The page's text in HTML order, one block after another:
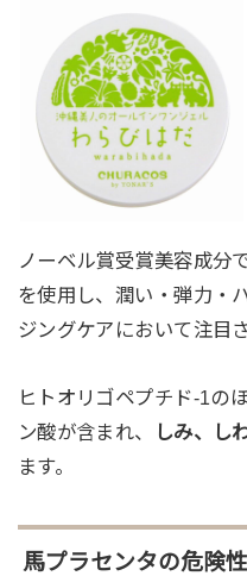
ノーベル賞受賞美容成分
を使用し、潤い・弾力・
ジングケアにおいて注目
ヒトオリゴペプチド-1の
ン酸が含まれ、
しみ、し
ます。
馬プラセンタの危険